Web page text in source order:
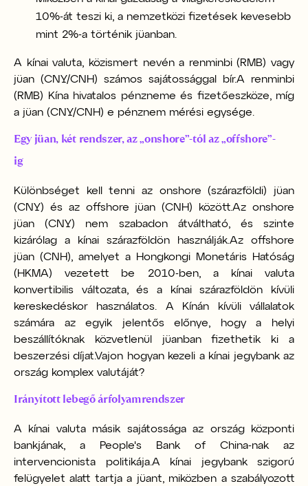
10%-át teszi ki, a nemzetközi fizetések kevesebb
mint 2%-a történik jüanban.
A kínai valuta, közismert nevén a renminbi (RMB) vagy
jüan (CNY/CNH) számos sajátossággal bír.A renminbi
(RMB) Kína hivatalos pénzneme és fizetőeszköze, míg
a jüan (CNY/CNH) e pénznem mérési egysége.
Egy jüan, két rendszer, az „onshore”-tól az „offshore”-
ig
Különbséget kell tenni az onshore (szárazföldi) jüan
(CNY) és az offshore jüan (CNH) között.Az onshore
jüan (CNY) nem szabadon átváltható, és szinte
kizárólag a kínai szárazföldön használják. Az offshore
jüan (CNH), amelyet a Hongkongi Monetáris Hatóság
(HKMA) vezetett be 2010-ben, a kínai valuta
konvertibilis változata, és a kínai szárazföldön kívüli
kereskedéskor használatos. A Kínán kívüli vállalatok
számára az egyik jelentős előnye, hogy a helyi
beszállítóknak közvetlenül jüanban fizethetik ki a
beszerzési díjat.Vajon hogyan kezeli a kínai jegybank az
ország komplex valutáját?
Irányított lebegő árfolyamrendszer
A kínai valuta másik sajátossága az ország központi
bankjának, a People's Bank of China-nak az
intervencionista politikája. A kínai jegybank szigorú
felügyelet alatt tartja a jüant, miközben a szabályozott